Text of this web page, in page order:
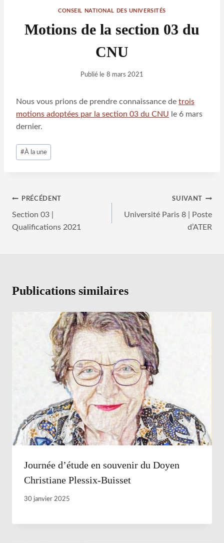
CONSEIL NATIONAL DES UNIVERSITÉS
Motions de la section 03 du
CNU
Publié le 8 mars 2021
Nous vous prions de prendre connaissance de trois
motions adoptées par la section 03 du CNU le 6 mars
dernier.
Étiquettes
de
#À la une
Navigation
de
PRÉCÉDENT
Section 03 |
Qualifications 2021
SUIVANT
Université Paris 8 | Poste
d’ATER
Publications similaires
Journée d’étude en souvenir du Doyen
Christiane Plessix-Buisset
30 janvier 2025